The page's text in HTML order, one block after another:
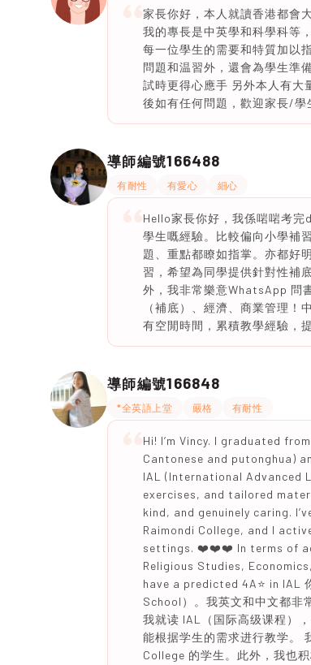
家長你好，本人就讀香港都會
我的專長是中英學和科學科等
每一位學生的需要和特質加以
問題和温習外，還會為學生準
試時更得心應手 另外本人有大
後如有任何問題，歡迎家長/
導師編號166488
有耐性 有愛心 細心
Hello家長你好，我係啱啱考
學生嘅經驗。比較偏向小學補
題、重點都瞭如指掌。亦都好
習，希望為同學提供針對性補
外，我非常樂意WhatsApp 問
（補底）、經濟、商業管理！
有空閒時間，累積教學經驗，
導師編號166848
*全英語上堂 嚴格 有耐性
Hi! I’m Vincy. I graduated
Cantonese and putonghua)
IAL (International Advanced
exercises, and tailored
kind, and genuinely caring.
Raimondi College, and I
settings. ❤️❤️❤️ In terms of
Religious Studies,
have a predicted 4A⭐️ in IAL
School）。我英文和中文都非
我就读 IAL（国际高级课程）
能根据学生的需求进行教学。
College 的学生。此外，我也